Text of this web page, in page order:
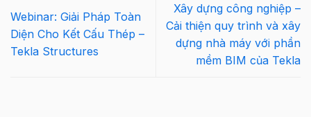
Webinar: Giải Pháp Toàn
Diện Cho Kết Cấu Thép –
Tekla Structures
Xây dựng công nghiệp –
Cải thiện quy trình và xây
dựng nhà máy với phần
mềm BIM của Tekla